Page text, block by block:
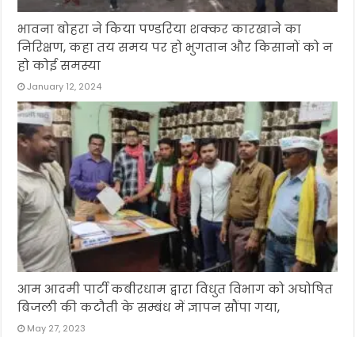
भावना बोहरा ने किया पण्डरिया शक्कर कारखाने का
निरिक्षण, कहा तय समय पर हो भुगतान और किसानों को न
हो कोई समस्या
January 12, 2024
आम आदमी पार्टी कबीरधाम द्वारा विधुत विभाग को अघोषित
बिजली की कटौती के सम्बंध में ज्ञापन सौंपा गया,
May 27, 2023